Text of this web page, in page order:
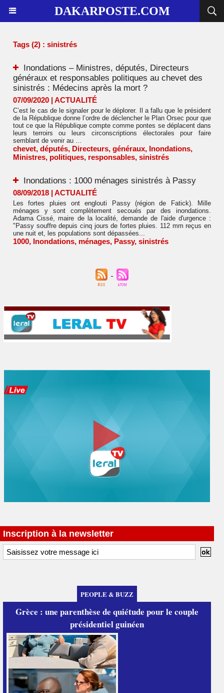
DAKARPOSTE.COM
Tags (2) : sinistrés
Inondations – Ministres, députés, Directeurs
généraux et responsables politiques au chevet des
sinistrés : Médecins après la mort ?
07/09/2020 | ACTUALITÉ
C’est le cas de le signaler pour le déplorer. Il a fallu que le président
de la République donne l’ordre de déclencher le Plan Orsec pour que
tout ce que la République compte comme pontes se déplacent dans
leurs terroirs ou leurs circonscriptions électorales pour faire
semblant de venir au ...
chevet, députés, Directeurs, généraux, Inondations,
Ministres, politiques, responsables, sinistrés
Inondations : 1000 ménages sinistrés à Passy
08/09/2018 | ACTUALITÉ
Les fortes pluies ont englouti Passy (région de Fatick). Mille
ménages y sont complètement secoués par des inondations.
Adama Cissé, maire de la localité, demande de l'aide d'urgence :
"Passy souffre depuis cinq jours de fortes pluies. 112 mm reçus en
une nuit et, les populations sont dépassées...
1000, Inondations, ménages, Passy, sinistrés
Inscription à la newsletter
PEOPLE & BUZZ
Grèce : une parenthèse de quiétude pour le couple
présidentiel guinéen